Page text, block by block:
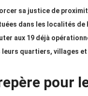
sa justice de
dans les localités de
aux 19 déjà
quartiers, villages
pour